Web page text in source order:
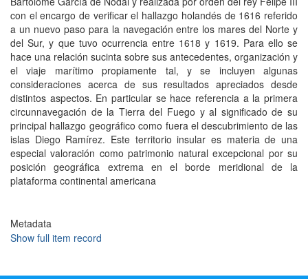
con el encargo de verificar el hallazgo holandés de 1616 referido
a un nuevo paso para la navegación entre los mares del Norte y
del Sur, y que tuvo ocurrencia entre 1618 y 1619. Para ello se
hace una relación sucinta sobre sus antecedentes, organización y
el viaje marítimo propiamente tal, y se incluyen algunas
consideraciones acerca de sus resultados apreciados desde
distintos aspectos. En particular se hace referencia a la primera
circunnavegación de la Tierra del Fuego y al significado de su
principal hallazgo geográfico como fuera el descubrimiento de las
islas Diego Ramírez. Este territorio insular es materia de una
especial valoración como patrimonio natural excepcional por su
posición geográfica extrema en el borde meridional de la
plataforma continental americana
Metadata
Show full item record